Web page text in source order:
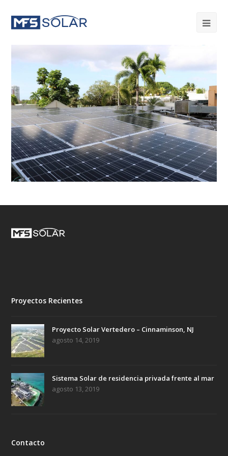
Proyectos Recientes
Proyecto Solar Vertedero – Cinnaminson, NJ
agosto 14, 2019
Sistema Solar de residencia privada frente al mar
agosto 13, 2019
Contacto